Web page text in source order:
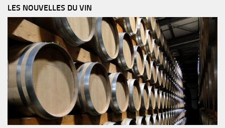
LES NOUVELLES DU VIN